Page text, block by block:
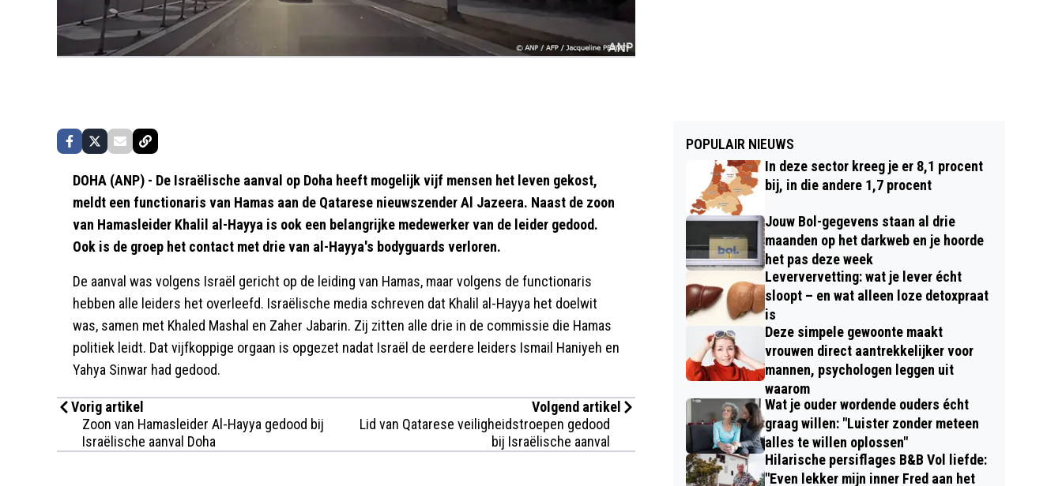
DOHA (ANP) - De Israëlische aanval op Doha heeft mogelijk vijf mensen het leven gekost,
meldt een functionaris van Hamas aan de Qatarese nieuwszender Al Jazeera. Naast de zoon
van Hamasleider Khalil al-Hayya is ook een belangrijke medewerker van de leider gedood.
Ook is de groep het contact met drie van al-Hayya's bodyguards verloren.
De aanval was volgens Israël gericht op de leiding van Hamas, maar volgens de functionaris
hebben alle leiders het overleefd. Israëlische media schreven dat Khalil al-Hayya het doelwit
was, samen met Khaled Mashal en Zaher Jabarin. Zij zitten alle drie in de commissie die Hamas
politiek leidt. Dat vijfkoppige orgaan is opgezet nadat Israël de eerdere leiders Ismail Haniyeh en
Yahya Sinwar had gedood.
Vorig artikel
Zoon van Hamasleider Al-Hayya gedood bij
Israëlische aanval Doha
Volgend artikel
Lid van Qatarese veiligheidstroepen gedood
bij Israëlische aanval
POPULAIR NIEUWS
In deze sector kreeg je er 8,1 procent
bij, in die andere 1,7 procent
Jouw Bol-gegevens staan al drie
maanden op het darkweb en je hoorde
het pas deze week
Leververvetting: wat je lever écht
sloopt – en wat alleen loze detoxpraat
is
Deze simpele gewoonte maakt
vrouwen direct aantrekkelijker voor
mannen, psychologen leggen uit
waarom
Wat je ouder wordende ouders écht
graag willen: "Luister zonder meteen
alles te willen oplossen"
Hilarische persiflages B&B Vol liefde:
"Even lekker mijn inner Fred aan het